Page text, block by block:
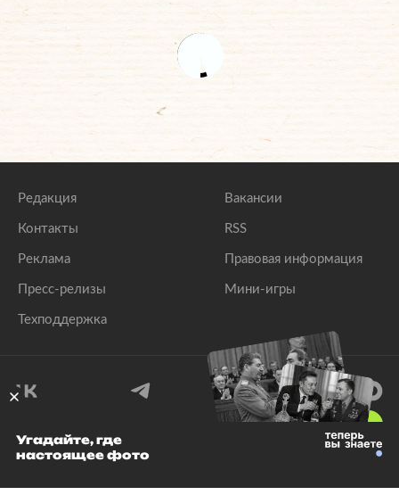
Редакция
Контакты
Реклама
Пресс-релизы
Техподдержка
Вакансии
RSS
Правовая информация
Мини-игры
© 1999–2026 Все права защищены.
Угадайте, где
настоящее фото